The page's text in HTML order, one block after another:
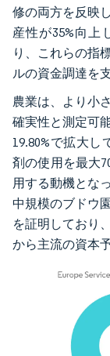
修の両方を反映
産性が35%向上
り、これらの指
ルの資金調達を
農業は、より小
確実性と測定可
19.80%で拡大
剤の使用を最大
用する動機とな
中規模のブドウ
を証明しており
から主流の資本